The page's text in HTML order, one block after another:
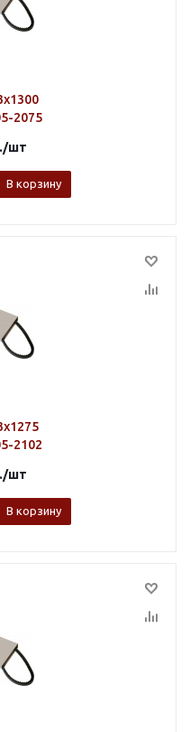
2075
/шт
В корзину
2102
/шт
В корзину